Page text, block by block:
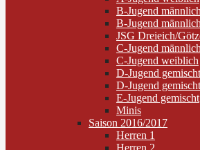
B-Jugend männlich
B-Jugend
JSG Dreieich/
C-Jugend männlich
C-Jugend weiblich
D-Jugend gemischt
D-Jugend
E-Jugend gemischt
Minis
Saison 2016/2017
Herren 1
Herren 2